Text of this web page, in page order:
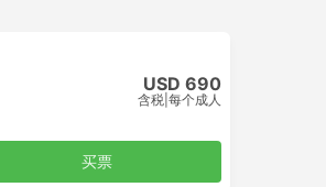
USD 690
含税 每个成人
买票